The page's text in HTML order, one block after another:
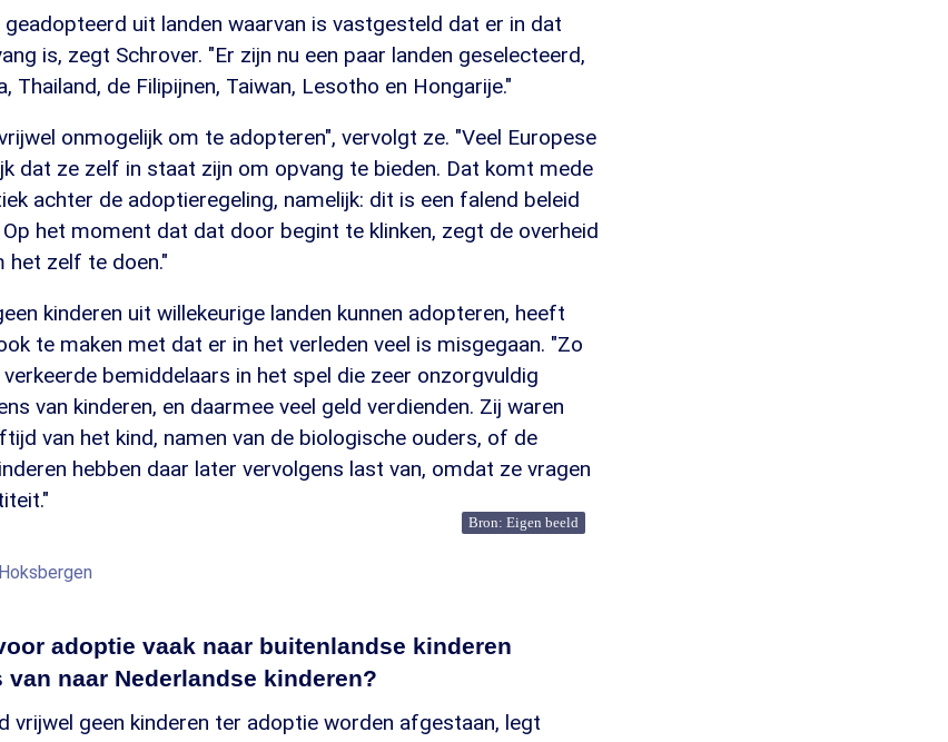
geadopteerd uit landen waarvan is vastgesteld dat er in dat
is, zegt Schrover. "Er zijn nu een paar landen geselecteerd,
Thailand, de Filipijnen, Taiwan, Lesotho en Hongarije."
onmogelijk om te adopteren", vervolgt ze. "Veel Europese
dat ze zelf in staat zijn om opvang te bieden. Dat komt mede
achter de adoptieregeling, namelijk: dit is een falend beleid
het moment dat dat door begint te klinken, zegt de overheid
het zelf te doen."
kinderen uit willekeurige landen kunnen adopteren, heeft
te maken met dat er in het verleden veel is misgegaan. "Zo
bemiddelaars in het spel die zeer onzorgvuldig
van kinderen, en daarmee veel geld verdienden. Zij waren
van het kind, namen van de biologische ouders, of de
hebben daar later vervolgens last van, omdat ze vragen
Bron: Eigen beeld
adoptie vaak naar buitenlandse kinderen
naar Nederlandse kinderen?
vrijwel geen kinderen ter adoptie worden afgestaan, legt